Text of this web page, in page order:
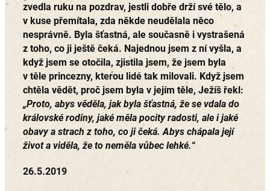
zvedla ruku na pozdrav, jestli dobře drží své tělo, a
v kuse přemítala, zda někde neudělala něco
nesprávně. Byla šťastná, ale současně i vystrašená
z toho, co ji ještě čeká. Najednou jsem z ní vyšla, a
když jsem se otočila, zjistila jsem, že jsem byla
v těle princezny, kterou lidé tak milovali. Když jsem
chtěla vědět, proč jsem byla v jejím těle, Ježíš řekl:
„Proto, abys věděla, jak byla šťastná, že se vdala do
královské rodiny, jaké měla pocity radosti, ale i jaké
obavy a strach z toho, co ji čeká. Abys chápala její
život a viděla, že to neměla vůbec lehké.“
26.5.2019